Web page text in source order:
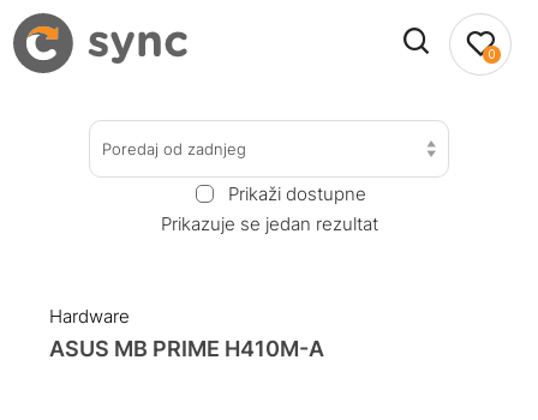
0
Poredaj od zadnjeg
Prikaži dostupne
Prikazuje se jedan rezultat
Hardware
ASUS MB PRIME H410M-A